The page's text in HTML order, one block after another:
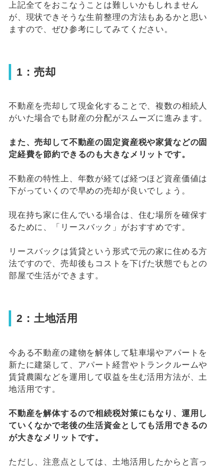
上記全てをおこなうことは難しいかもしれません
が、現状できそうな生前整理の方法もあるかと思い
ますので、ぜひ参考にしてみてください。
1：売却
不動産を売却して現金化することで、複数の相続人
がいた場合でも財産の分配がスムーズに進みます。
また、売却して不動産の固定資産税や家賃などの固
定経費を節約できるのも大きなメリットです。
不動産の特性上、年数が経てば経つほど資産価値は
下がっていくので早めの売却が良いでしょう。
現在持ち家に住んでいる場合は、住む場所を確保す
るために、「リースバック」がおすすめです。
リースバックは賃貸という形式で元の家に住める方
法ですので、売却後もコストを下げた状態でもとの
部屋で生活ができます。
2：土地活用
今ある不動産の建物を解体して駐車場やアパートを
新たに建築して、アパート経営やトランクルームや
賃貸農園などを運用して収益を生む活用方法が、土
地活用です。
不動産を解体するので相続税対策にもなり、運用し
ていくなかで老後の生活資金としても活用できるの
が大きなメリットです。
ただし、注意点としては、土地活用したからと言っ